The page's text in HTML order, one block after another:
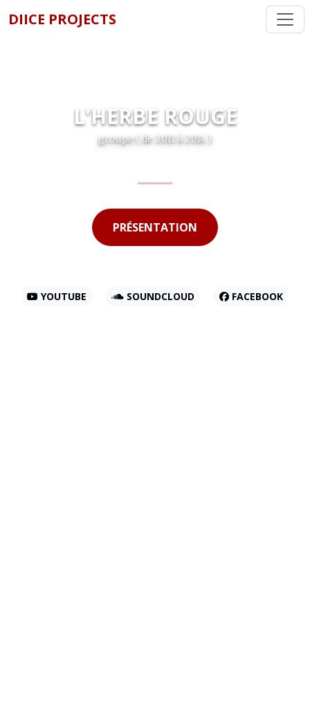
DIICE PROJECTS
L'HERBE ROUGE
groupe ( de 2011 à 2014 )
PRÉSENTATION
YOUTUBE SOUNDCLOUD FACEBOOK